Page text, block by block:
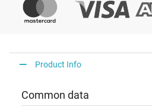
Product Info
Common data